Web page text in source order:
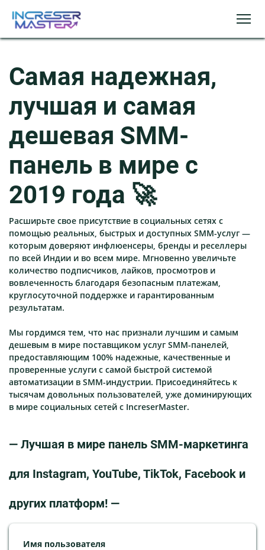
Самая надежная,
лучшая и самая
дешевая SMM-
панель в мире с
2019 года 🚀
Расширьте свое присутствие в социальных сетях с
помощью реальных, быстрых и доступных SMM-услуг —
которым доверяют инфлюенсеры, бренды и реселлеры
по всей Индии и во всем мире. Мгновенно увеличьте
количество подписчиков, лайков, просмотров и
вовлеченность благодаря безопасным платежам,
круглосуточной поддержке и гарантированным
результатам.
Мы гордимся тем, что нас признали лучшим и самым
дешевым в мире поставщиком услуг SMM-панелей,
предоставляющим 100% надежные, качественные и
проверенные услуги с самой быстрой системой
автоматизации в SMM-индустрии. Присоединяйтесь к
тысячам довольных пользователей, уже доминирующих
в мире социальных сетей с IncreserMaster.
— Лучшая в мире панель SMM-маркетинга
для Instagram, YouTube, TikTok, Facebook и
других платформ! —
Имя пользователя